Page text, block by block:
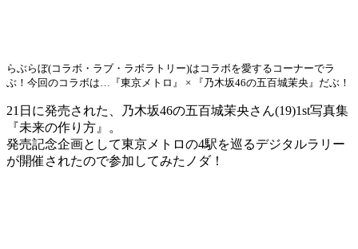
らぶらぼ(コラボ・ラブ・ラボラトリー)はコラボを愛するコーナーでラ
ぶ！今回のコラボは…『東京メトロ』 × 『乃木坂46の五百城茉央』だぶ！
21日に発売された、乃木坂46の五百城茉央さん(19)1st写真集
『未来の作り方』。
発売記念企画として東京メトロの4駅を巡るデジタルラリー
が開催されたので参加してみたノダ！